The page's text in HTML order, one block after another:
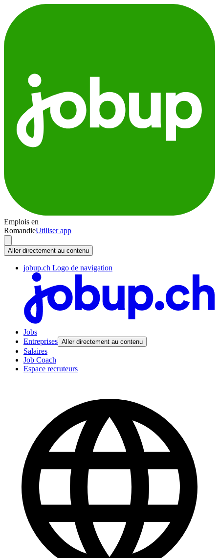
Emplois en
RomandieUtiliser app
Aller directement au contenu
jobup.ch Logo de navigation
Jobs
Entreprises Aller directement au contenu
Salaires
Job Coach
Espace recruteurs